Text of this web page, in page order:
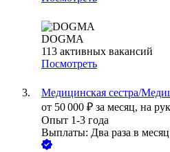
DOGMA
113 активных вакансий
Посмотреть
Медицинская сестра/
от 50 000 ₽ за месяц, на
Опыт 1-3 года
Выплаты: Два раза в месяц